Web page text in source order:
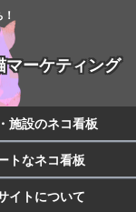
マーケティング
施設のネコ看板
トなネコ看板
イトについて